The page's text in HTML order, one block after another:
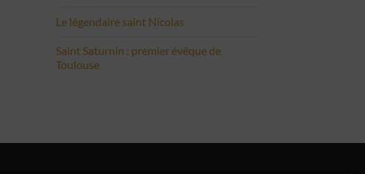
Le légendaire saint Nicolas
Saint Saturnin : premier évêque de
Toulouse